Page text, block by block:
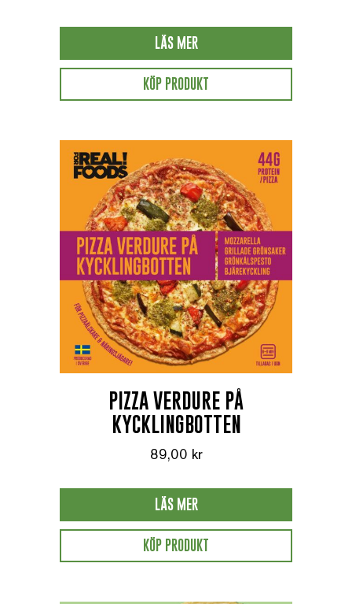
LÄS MER
KÖP PRODUKT
PIZZA VERDURE PÅ
KYCKLINGBOTTEN
89,00 kr
LÄS MER
KÖP PRODUKT